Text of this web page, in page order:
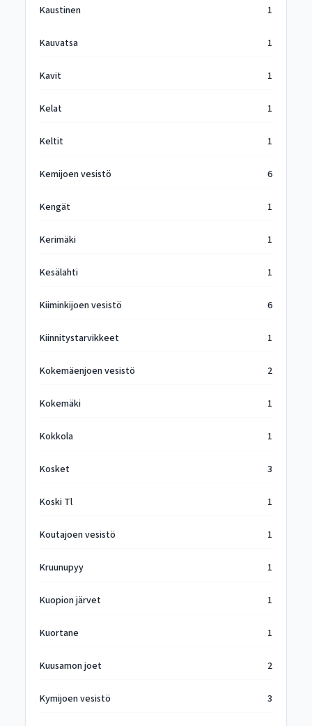
Kaustinen 1
Kauvatsa 1
Kavit 1
Kelat 1
Keltit 1
Kemijoen vesistö 6
Kengät 1
Kerimäki 1
Kesälahti 1
Kiiminkijoen vesistö 6
Kiinnitystarvikkeet 1
Kokemäenjoen vesistö 2
Kokemäki 1
Kokkola 1
Kosket 3
Koski Tl 1
Koutajoen vesistö 1
Kruunupyy 1
Kuopion järvet 1
Kuortane 1
Kuusamon joet 2
Kymijoen vesistö 3